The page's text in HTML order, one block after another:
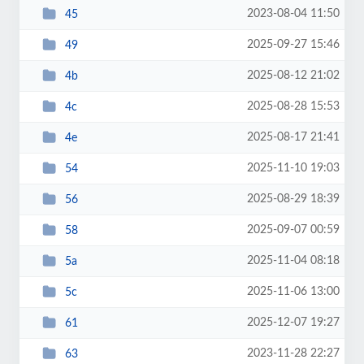
45 2023-08-04 11:50
49 2025-09-27 15:46
4b 2025-08-12 21:02
4c 2025-08-28 15:53
4e 2025-08-17 21:41
54 2025-11-10 19:03
56 2025-08-29 18:39
58 2025-09-07 00:59
5a 2025-11-04 08:18
5c 2025-11-06 13:00
61 2025-12-07 19:27
63 2023-11-28 22:27